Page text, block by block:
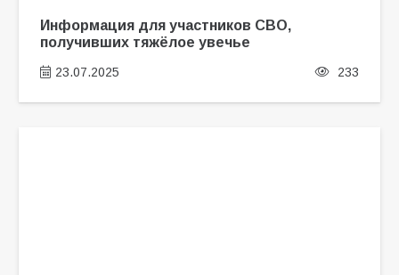
Информация для участников СВО,
получивших тяжёлое увечье
23.07.2025 233